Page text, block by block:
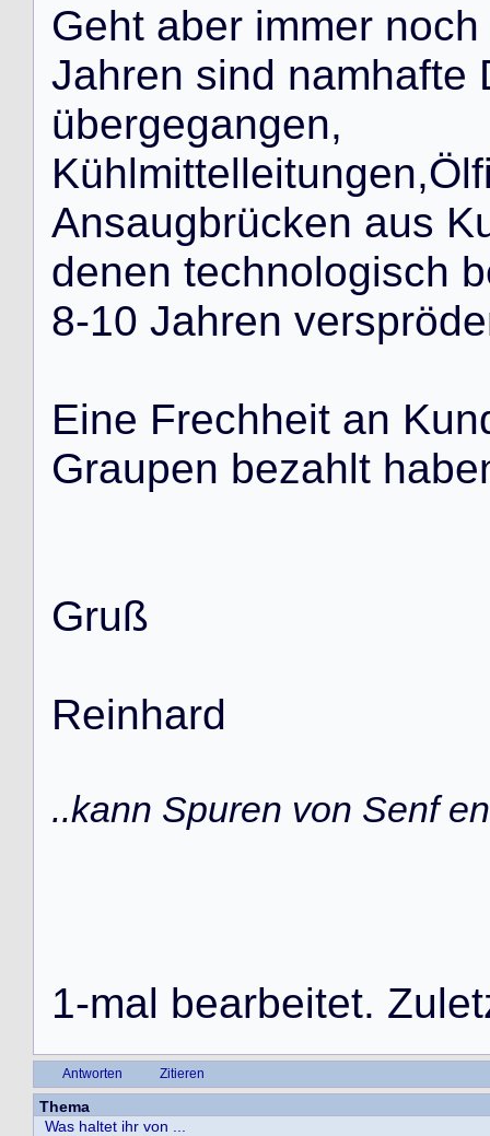
Geht aber immer noch
Jahren sind namhafte
übergegangen,
Kühlmittelleitungen,Ölf
Ansaugbrücken aus K
denen technologisch b
8-10 Jahren verspröde
Eine Frechheit an Kun
Graupen bezahlt habe
Gruß
Reinhard
..kann Spuren von Senf
1-mal bearbeitet. Zulet
Antworten Zitieren
Thema
Was haltet ihr von ...